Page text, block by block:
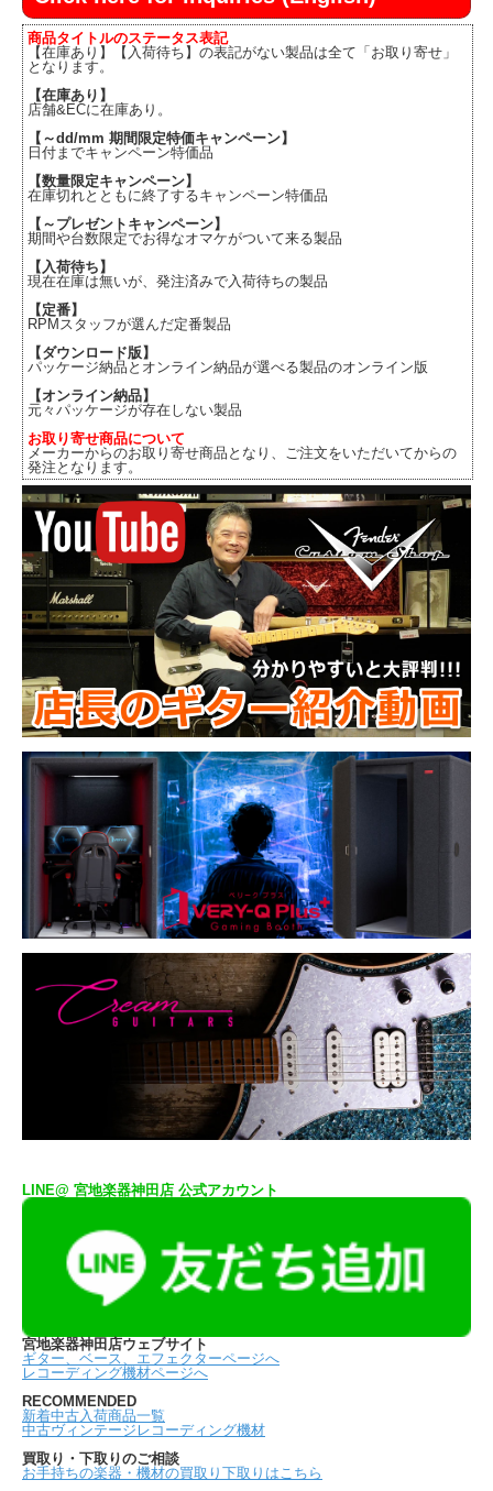
商品タイトルのステータス表記
【在庫あり】【入荷待ち】の表記がない製品は全て「お取り寄せ」
となります。
【在庫あり】
店舗&ECに在庫あり。
【～dd/mm 期間限定特価キャンペーン】
日付までキャンペーン特価品
【数量限定キャンペーン】
在庫切れとともに終了するキャンペーン特価品
【～プレゼントキャンペーン】
期間や台数限定でお得なオマケがついて来る製品
【入荷待ち】
現在在庫は無いが、発注済みで入荷待ちの製品
【定番】
RPMスタッフが選んだ定番製品
【ダウンロード版】
パッケージ納品とオンライン納品が選べる製品のオンライン版
【オンライン納品】
元々パッケージが存在しない製品
お取り寄せ商品について
メーカーからのお取り寄せ商品となり、ご注文をいただいてからの
発注となります。
LINE@ 宮地楽器神田店 公式アカウント
宮地楽器神田店ウェブサイト
ギター、ベース、エフェクターページへ
レコーディング機材ページへ
RECOMMENDED
新着中古入荷商品一覧
中古ヴィンテージレコーディング機材
買取り・下取りのご相談
お手持ちの楽器・機材の買取り下取りはこちら